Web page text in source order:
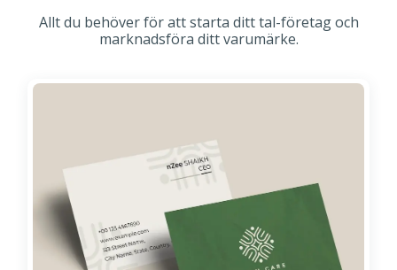
Allt du behöver för att starta ditt tal-företag och
marknadsföra ditt varumärke.